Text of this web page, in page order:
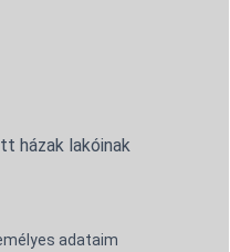
házak lakóinak
adataim